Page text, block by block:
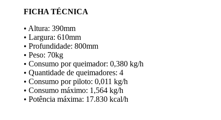
FICHA TÉCNICA
• Altura: 390mm
• Largura: 610mm
• Profundidade: 800mm
• Peso: 70kg
• Consumo por queimador: 0,380 kg/h
• Quantidade de queimadores: 4
• Consumo por piloto: 0,011 kg/h
• Consumo máximo: 1,564 kg/h
• Potência máxima: 17.830 kcal/h